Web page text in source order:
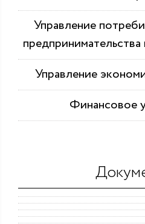
Управление
Управление
Финансовое